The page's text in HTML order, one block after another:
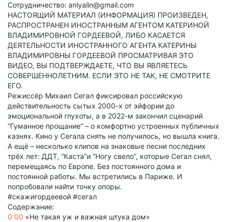
Сотрудничество: anlyalin@gmail.com
НАСТОЯЩИЙ МАТЕРИАЛ (ИНФОРМАЦИЯ) ПРОИЗВЕДЕН,
РАСПРОСТРАНЕН ИНОСТРАННЫМ АГЕНТОМ КАТЕРИНОЙ
ВЛАДИМИРОВНОЙ ГОРДЕЕВОЙ, ЛИБО КАСАЕТСЯ
ДЕЯТЕЛЬНОСТИ ИНОСТРАННОГО АГЕНТА КАТЕРИНЫ
ВЛАДИМИРОВНЫ ГОРДЕЕВОЙ ПРОСМАТРИВАЯ ЭТО
ВИДЕО, ВЫ ПОДТВЕРЖДАЕТЕ, ЧТО ВЫ ЯВЛЯЕТЕСЬ
СОВЕРШЕННОЛЕТНИМ. ЕСЛИ ЭТО НЕ ТАК, НЕ СМОТРИТЕ
ЕГО.
Режиссёр Михаил Сегал фиксировал российскую
действительность сытых 2000-х от эйфории до
эмоциональной глухоты, а в 2022-м закончил сценарий
“Гуманное прощание” – о комфортно устроенных публичных
казнях. Кино у Сегала снять не получилось, но вышла книга.
А ещё – несколько клипов на знаковые песни последних
трёх лет: ДДТ, “Каста”и “Ногу свело”, которые Сегал снял,
перемещаясь по Европе. Без постоянного дома и
постоянной работы. Мы встретились в Париже. И
попробовали найти точку опоры.
#скажигордеевой #сегал
Содержание:
0:00 «Не такая уж и важная штука дом»